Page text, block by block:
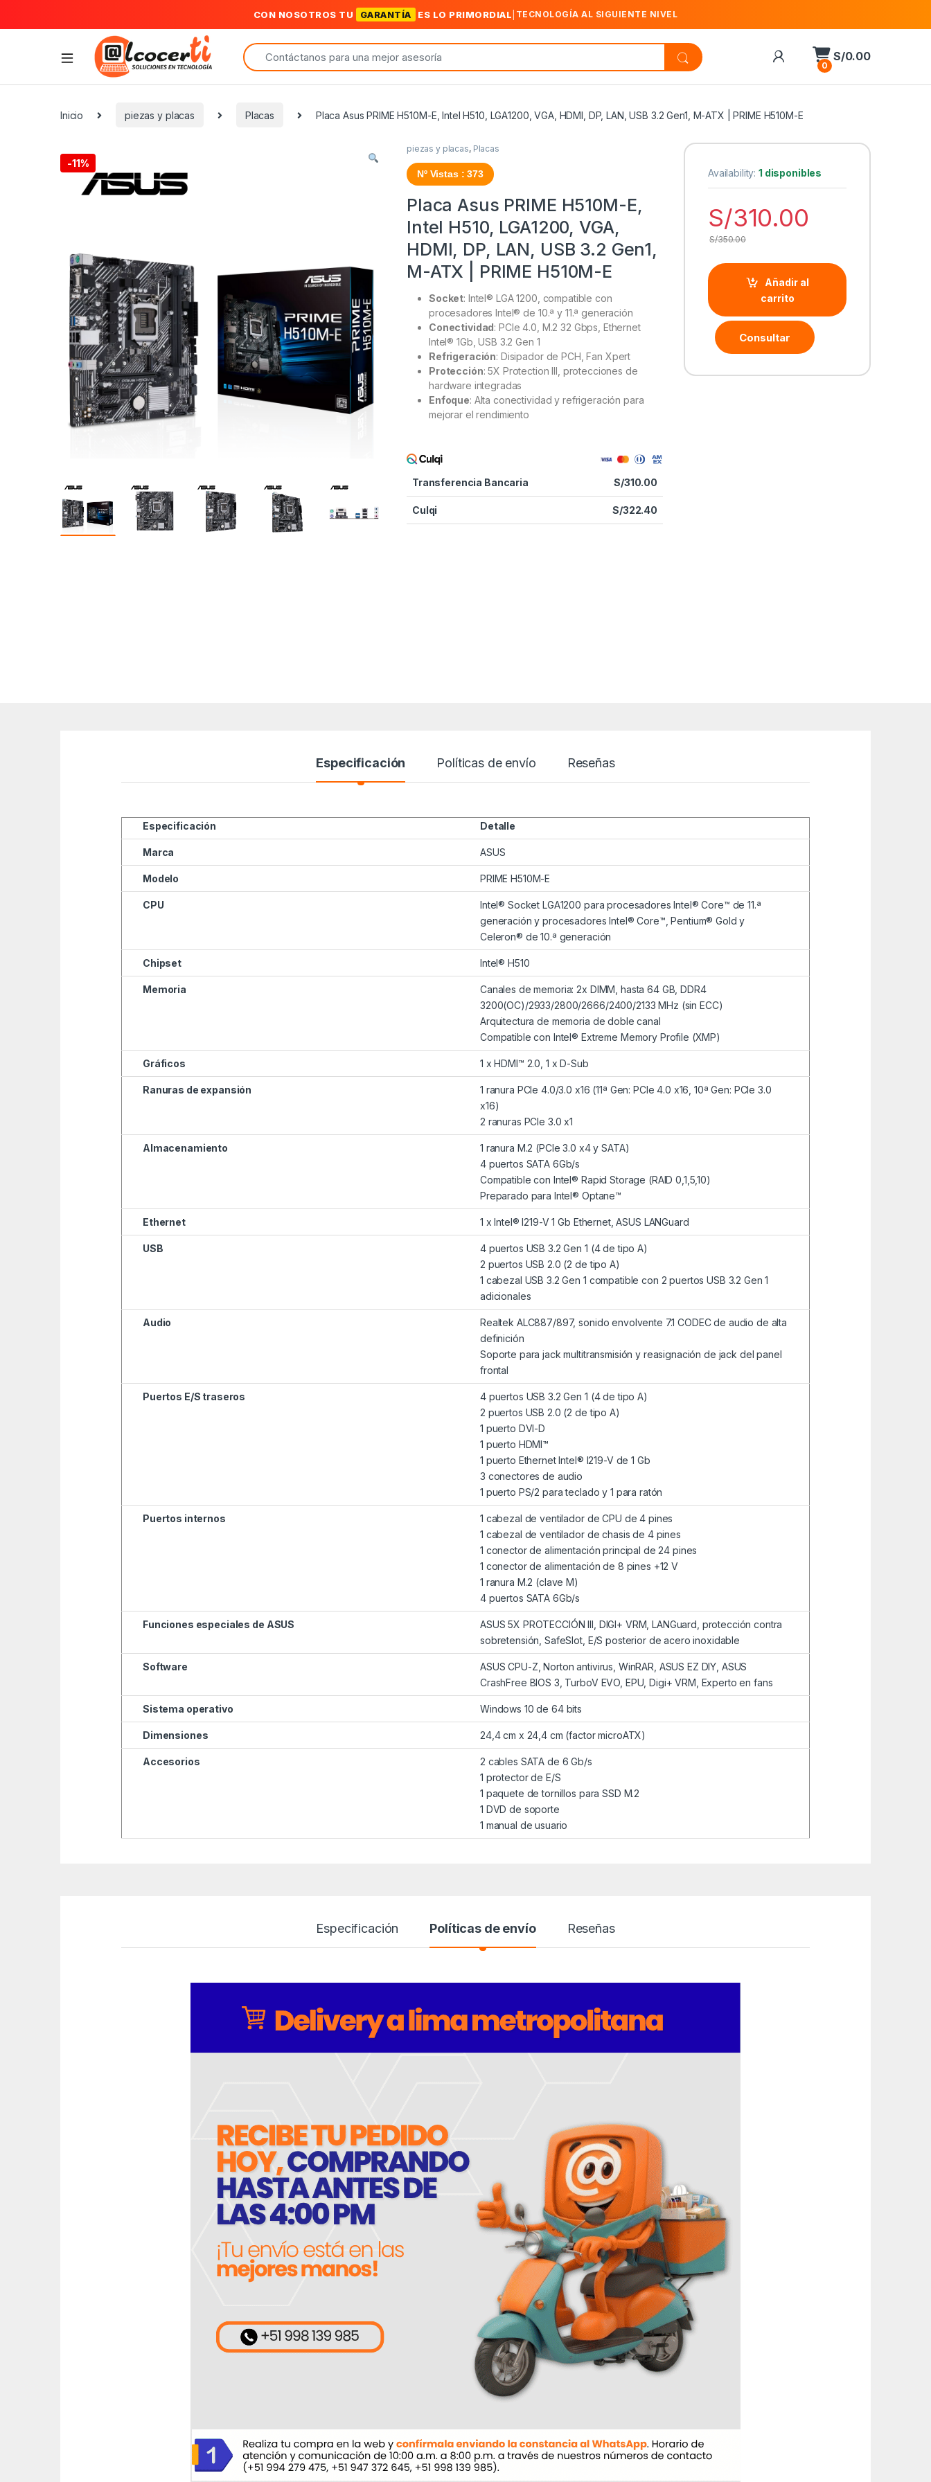
CON NOSOTROS TU GARANTÍA ES LO PRIMORDIAL TECNOLOGÍA AL SIGUIENTE NIVEL
Search for:
0
S/0.00
Inicio piezas y placas Placas Placa Asus PRIME H510M-E, Intel H510, LGA1200, VGA, HDMI, DP, LAN, USB 3.2 Gen1, M-ATX | PRIME H510M-E
-11%
piezas y placas, Placas
Nº Vistas : 373
Placa Asus PRIME H510M-E,
Intel H510, LGA1200, VGA,
HDMI, DP, LAN, USB 3.2 Gen1,
M-ATX | PRIME H510M-E
Socket: Intel® LGA 1200, compatible con
procesadores Intel® de 10.ª y 11.ª generación
Conectividad: PCIe 4.0, M.2 32 Gbps, Ethernet
Intel® 1Gb, USB 3.2 Gen 1
Refrigeración: Disipador de PCH, Fan Xpert
Protección: 5X Protection III, protecciones de
hardware integradas
Enfoque: Alta conectividad y refrigeración para
mejorar el rendimiento
Transferencia Bancaria S/310.00
Culqi S/322.40
Availability:1 disponibles
S/310.00
S/350.00
Añadir al
carrito
Consultar
Especificación Políticas de envío Reseñas
Especificación Detalle
Marca ASUS
Modelo PRIME H510M-E
CPU
Intel® Socket LGA1200 para procesadores Intel® Core™ de 11.ª
generación y procesadores Intel® Core™, Pentium® Gold y
Celeron® de 10.ª generación
Chipset Intel® H510
Memoria
Canales de memoria: 2x DIMM, hasta 64 GB, DDR4
3200(OC)/2933/2800/2666/2400/2133 MHz (sin ECC)
Arquitectura de memoria de doble canal
Compatible con Intel® Extreme Memory Profile (XMP)
Gráficos 1 x HDMI™ 2.0, 1 x D-Sub
Ranuras de expansión
1 ranura PCIe 4.0/3.0 x16 (11ª Gen: PCIe 4.0 x16, 10ª Gen: PCIe 3.0
x16)
2 ranuras PCIe 3.0 x1
Almacenamiento
1 ranura M.2 (PCIe 3.0 x4 y SATA)
4 puertos SATA 6Gb/s
Compatible con Intel® Rapid Storage (RAID 0,1,5,10)
Preparado para Intel® Optane™
Ethernet 1 x Intel® I219-V 1 Gb Ethernet, ASUS LANGuard
USB
4 puertos USB 3.2 Gen 1 (4 de tipo A)
2 puertos USB 2.0 (2 de tipo A)
1 cabezal USB 3.2 Gen 1 compatible con 2 puertos USB 3.2 Gen 1
adicionales
Audio
Realtek ALC887/897, sonido envolvente 7.1 CODEC de audio de alta
definición
Soporte para jack multitransmisión y reasignación de jack del panel
frontal
Puertos E/S traseros
4 puertos USB 3.2 Gen 1 (4 de tipo A)
2 puertos USB 2.0 (2 de tipo A)
1 puerto DVI-D
1 puerto HDMI™
1 puerto Ethernet Intel® I219-V de 1 Gb
3 conectores de audio
1 puerto PS/2 para teclado y 1 para ratón
Puertos internos
1 cabezal de ventilador de CPU de 4 pines
1 cabezal de ventilador de chasis de 4 pines
1 conector de alimentación principal de 24 pines
1 conector de alimentación de 8 pines +12 V
1 ranura M.2 (clave M)
4 puertos SATA 6Gb/s
Funciones especiales de ASUS
ASUS 5X PROTECCIÓN III, DIGI+ VRM, LANGuard, protección contra
sobretensión, SafeSlot, E/S posterior de acero inoxidable
Software
ASUS CPU-Z, Norton antivirus, WinRAR, ASUS EZ DIY, ASUS
CrashFree BIOS 3, TurboV EVO, EPU, Digi+ VRM, Experto en fans
Sistema operativo Windows 10 de 64 bits
Dimensiones 24,4 cm x 24,4 cm (factor microATX)
Accesorios
2 cables SATA de 6 Gb/s
1 protector de E/S
1 paquete de tornillos para SSD M.2
1 DVD de soporte
1 manual de usuario
Especificación Políticas de envío Reseñas